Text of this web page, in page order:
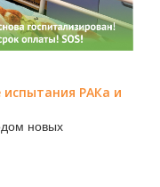
РАКа и
новых